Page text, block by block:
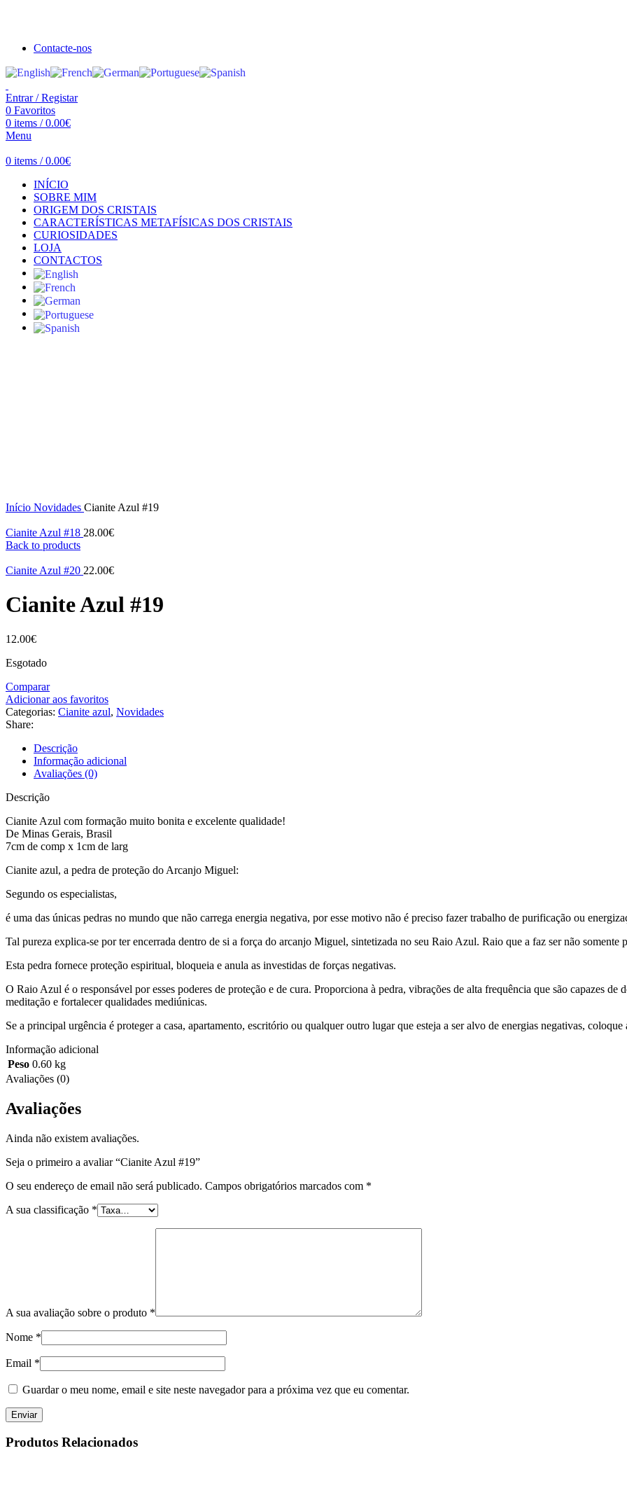
Contacte-nos
Entrar / Registar
0 Favoritos
0 items / 0.00€
Menu
0 items / 0.00€
INÍCIO
SOBRE MIM
ORIGEM DOS CRISTAIS
CARACTERÍSTICAS METAFÍSICAS DOS CRISTAIS
CURIOSIDADES
LOJA
CONTACTOS
Início Novidades Cianite Azul #19
Cianite Azul #18 28.00€
Back to products
Cianite Azul #20 22.00€
Cianite Azul #19
12.00€
Esgotado
Comparar
Adicionar aos favoritos
Categorias: Cianite azul, Novidades
Share:
Descrição
Informação adicional
Avaliações (0)
Descrição
Cianite Azul com formação muito bonita e excelente qualidade!
De Minas Gerais, Brasil
7cm de comp x 1cm de larg
Cianite azul, a pedra de proteção do Arcanjo Miguel:
Segundo os especialistas,
é uma das únicas pedras no mundo que não carrega energia negativa, por esse motivo não é preciso fazer trabalho de purificação ou
Tal pureza explica-se por ter encerrada dentro de si a força do arcanjo Miguel, sintetizada no seu Raio Azul. Raio que a faz ser não somente
Esta pedra fornece proteção espiritual, bloqueia e anula as investidas de forças negativas.
O Raio Azul é o responsável por esses poderes de proteção e de cura. Proporciona à pedra, vibrações de alta frequência que são capazes de
meditação e fortalecer qualidades mediúnicas.
Se a principal urgência é proteger a casa, apartamento, escritório ou qualquer outro lugar que esteja a ser alvo de energias negativas,
Informação adicional
Peso 0.60 kg
Avaliações (0)
Avaliações
Ainda não existem avaliações.
Seja o primeiro a avaliar “Cianite Azul #19”
O seu endereço de email não será publicado. Campos obrigatórios marcados com *
A sua classificação *
A sua avaliação sobre o produto *
Nome *
Email *
Guardar o meu nome, email e site neste navegador para a próxima vez que eu comentar.
Produtos Relacionados